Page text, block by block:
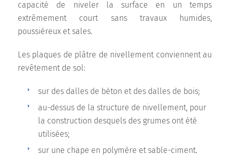
capacité de niveler la surface en un temps
extrêmement court sans travaux humides,
poussiéreux et sales.
Les plaques de plâtre de nivellement conviennent au
revêtement de sol:
sur des dalles de béton et des dalles de bois;
au-dessus de la structure de nivellement, pour
la construction desquels des grumes ont été
utilisées;
sur une chape en polymère et sable-ciment.